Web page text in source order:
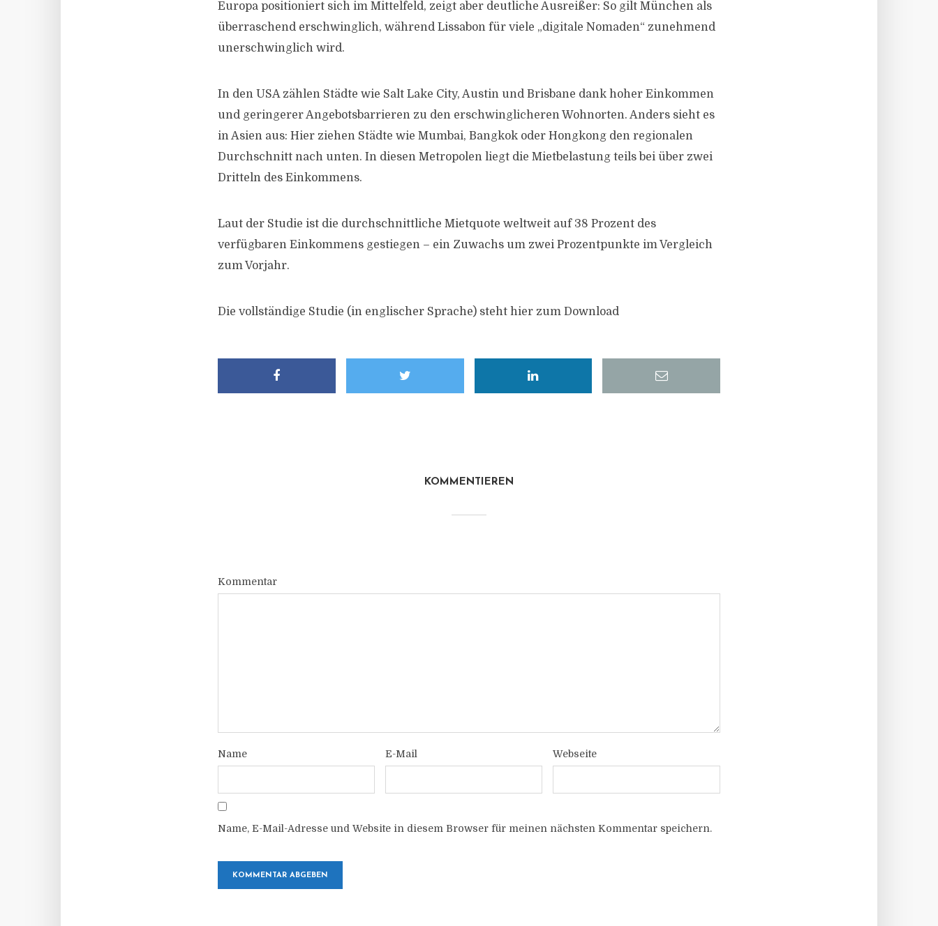
Europa positioniert sich im Mittelfeld, zeigt aber deutliche Ausreißer: So gilt München als
überraschend erschwinglich, während Lissabon für viele „digitale Nomaden“ zunehmend
unerschwinglich wird.
In den USA zählen Städte wie Salt Lake City, Austin und Brisbane dank hoher Einkommen
und geringerer Angebotsbarrieren zu den erschwinglicheren Wohnorten. Anders sieht es
in Asien aus: Hier ziehen Städte wie Mumbai, Bangkok oder Hongkong den regionalen
Durchschnitt nach unten. In diesen Metropolen liegt die Mietbelastung teils bei über zwei
Dritteln des Einkommens.
Laut der Studie ist die durchschnittliche Mietquote weltweit auf 38 Prozent des
verfügbaren Einkommens gestiegen – ein Zuwachs um zwei Prozentpunkte im Vergleich
zum Vorjahr.
Die vollständige Studie (in englischer Sprache) steht hier zum Download
KOMMENTIEREN
Kommentar
Name E-Mail Webseite
Name, E-Mail-Adresse und Website in diesem Browser für meinen nächsten Kommentar speichern.